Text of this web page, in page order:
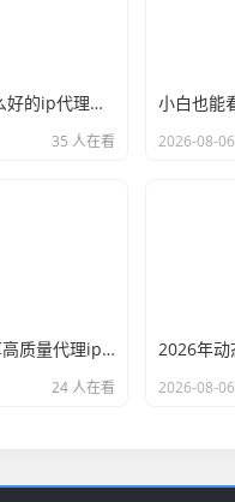
2026年有什么好的ip代理软件？亲测后我只推荐这几个
35 人在看 2026-08-06
什么样的才算高质量代理ip？资深玩家总结了三个硬指标
24 人在看 2026-08-06